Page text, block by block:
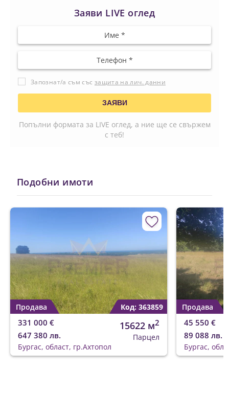
Заяви LIVE оглед
Запознат/а съм със защита на лич. данни
Попълни формата за LIVE оглед, а ние ще се свържем
с теб!
Подобни имоти
Продава Код: 363859
331 000 €
647 380 лв.
15622 м2
Парцел
Бургас, област, гр.Ахтопол
Продава
45 550 €
89 088 лв.
Бургас,